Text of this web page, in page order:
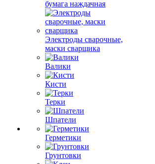
бумага наждачная
Электроды сварочные,
маски сварщика
Валики
Кисти
Терки
Шпатели
Герметики
Грунтовки